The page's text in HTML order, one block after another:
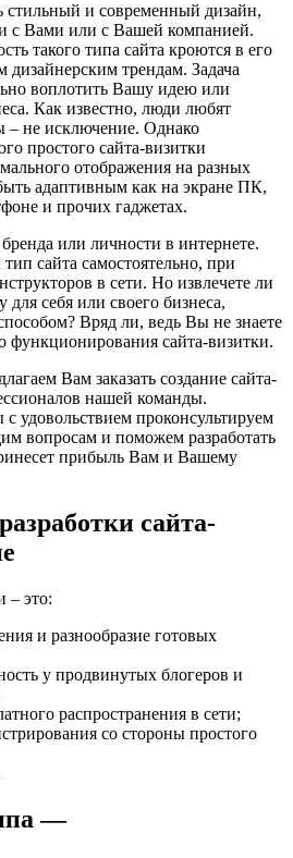
стильный и современный дизайн,
с Вами или с Вашей компанией.
такого типа сайта кроются в его
дизайнерским трендам. Задача
воплотить Вашу идею или
Как известно, люди любят
– не исключение. Однако
простого сайта-визитки
отображения на разных
адаптивным как на экране ПК,
и прочих гаджетах.
или личности в интернете.
сайта самостоятельно, при
в сети. Но извлечете ли
себя или своего бизнеса,
Вряд ли, ведь Вы не знаете
функционирования сайта-визитки.
Вам заказать создание сайта-
нашей команды.
удовольствием проконсультируем
вопросам и поможем разработать
прибыль Вам и Вашему
сайта-
– это:
и разнообразие готовых
у продвинутых блогеров и
распространения в сети;
со стороны простого
—